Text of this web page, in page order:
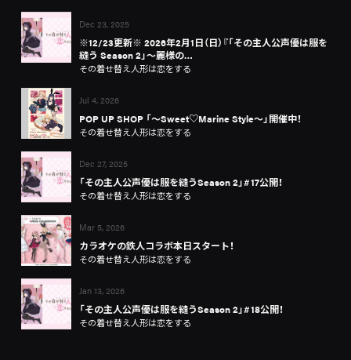
Dec 23, 2025
※12/23更新※ 2026年2月1日（日）『「その主人公声優は服を
縫う Season 2」～麗様の…
その着せ替え人形は恋をする
Jul 4, 2026
POP UP SHOP 「～Sweet♡Marine Style～」開催中！
その着せ替え人形は恋をする
Dec 27, 2025
「その主人公声優は服を縫うSeason 2」#17公開！
その着せ替え人形は恋をする
Mar 5, 2026
カラオケの鉄人コラボ本日スタート！
その着せ替え人形は恋をする
Jan 13, 2026
「その主人公声優は服を縫うSeason 2」#18公開！
その着せ替え人形は恋をする